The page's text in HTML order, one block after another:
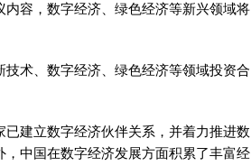
容，数字经济、绿色经济等新兴领域将
术、数字经济、绿色经济等领域投资合
建立数字经济伙伴关系，并着力推进数
中国在数字经济发展方面积累了丰富经